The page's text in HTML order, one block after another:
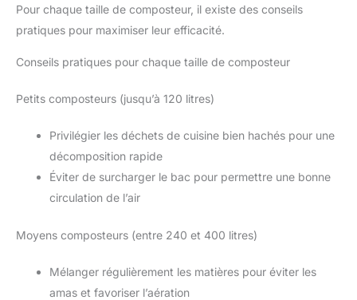
Pour chaque taille de composteur, il existe des conseils
pratiques pour maximiser leur efficacité.
Conseils pratiques pour chaque taille de composteur
Petits composteurs (jusqu’à 120 litres)
Privilégier les déchets de cuisine bien hachés pour une
décomposition rapide
Éviter de surcharger le bac pour permettre une bonne
circulation de l’air
Moyens composteurs (entre 240 et 400 litres)
Mélanger régulièrement les matières pour éviter les
amas et favoriser l’aération